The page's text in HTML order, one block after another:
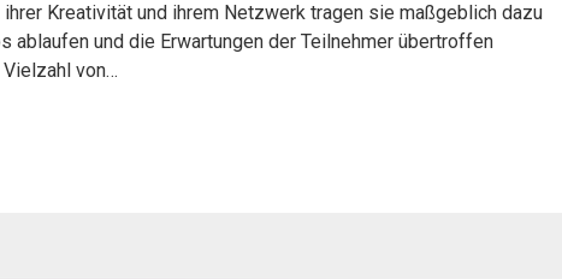
Kreativität und ihrem Netzwerk tragen sie maßgeblich dazu
ablaufen und die Erwartungen der Teilnehmer übertroffen
von…